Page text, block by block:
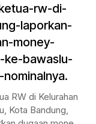
rw-di-
laporkan-
money-
ke-bawaslu-
RW di Kelurahan
Kota Bandung,